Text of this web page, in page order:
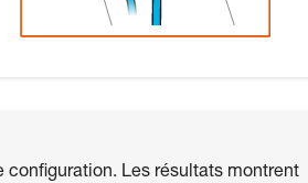
Les résultats montrent